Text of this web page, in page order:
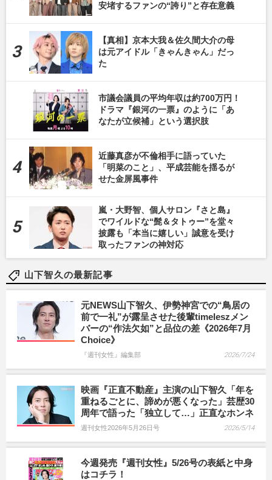
安堵するファンの“誇り”と存在意義
【真相】京本大我＆佐久間大介の母
は元アイドル「きゃんきゃん」だっ
た
市議会議員の平均年収は約700万円！
ドラマ『銀河の一票』のように「あ
なたが立候補」という選択肢
近藤真彦が不倫相手に語っていた
「明菜のこと」、平成芸能を揺るが
せた金屏風事件
嵐・大野智、個人サロン『さと島』
でワイルドな“髭＆タトゥー”を堂々
披露も「本当に嬉しい」誠意を受け
取ったファンの神対応
山下智久の最新記事
元NEWS山下智久、伊勢神宮での“鳥居の
前で一礼”が露呈させた後輩timeleszメン
バーの“作法欠如”と品位の差《2026年7月
Choice》
『週刊女性』編集部 2026/7/24
映画『正直不動産』主演の山下智久「年を
重ねるごとに、諦めが悪くなった」芸歴30
周年で語った「独立して…」正直なホンネ
週刊女性2026年5月26日号 2026/5/14
今週発売『週刊女性』5/26号の表紙と中身
はコチラ！